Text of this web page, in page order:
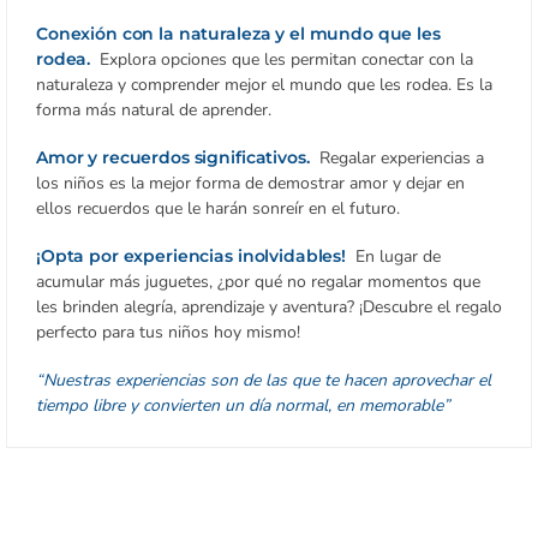
Conexión con la naturaleza y el mundo que les
rodea. Explora opciones que les permitan conectar con la
naturaleza y comprender mejor el mundo que les rodea. Es la
forma más natural de aprender.
Amor y recuerdos significativos. Regalar experiencias a
los niños es la mejor forma de demostrar amor y dejar en
ellos recuerdos que le harán sonreír en el futuro.
¡Opta por experiencias inolvidables! En lugar de
acumular más juguetes, ¿por qué no regalar momentos que
les brinden alegría, aprendizaje y aventura? ¡Descubre el regalo
perfecto para tus niños hoy mismo!
“Nuestras experiencias son de las que te hacen aprovechar el
tiempo libre y convierten un día normal, en memorable”